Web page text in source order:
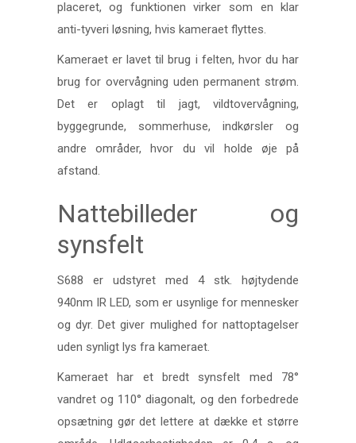
placeret, og funktionen virker som en klar
anti-tyveri løsning, hvis kameraet flyttes.
Kameraet er lavet til brug i felten, hvor du har
brug for overvågning uden permanent strøm.
Det er oplagt til jagt, vildtovervågning,
byggegrunde, sommerhuse, indkørsler og
andre områder, hvor du vil holde øje på
afstand.
Nattebilleder og
synsfelt
S688 er udstyret med 4 stk. højtydende
940nm IR LED, som er usynlige for mennesker
og dyr. Det giver mulighed for nattoptagelser
uden synligt lys fra kameraet.
Kameraet har et bredt synsfelt med 78°
vandret og 110° diagonalt, og den forbedrede
opsætning gør det lettere at dække et større